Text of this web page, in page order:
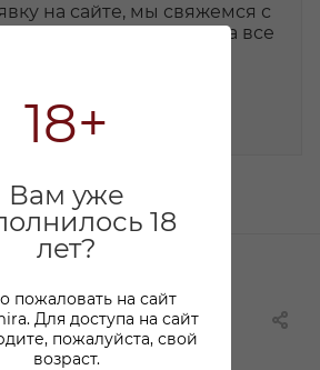
18+
Вам уже
18
лет?
пожаловать на сайт
Для доступа на сайт
пожалуйста, свой
возраст.
на сайте, мы свяжемся с
время и ответим на все
СООБЩЕНИЕ